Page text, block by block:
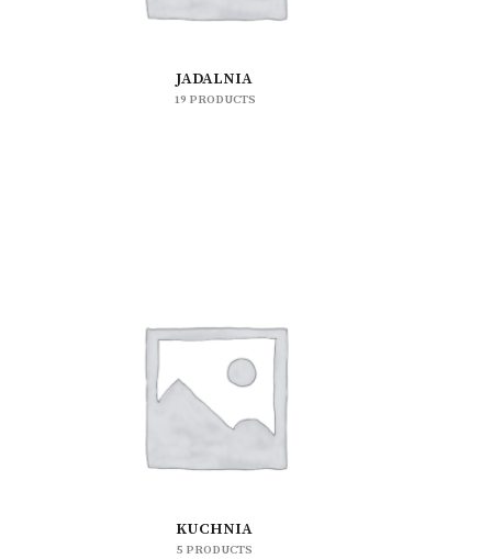
JADALNIA
19 PRODUCTS
KUCHNIA
5 PRODUCTS